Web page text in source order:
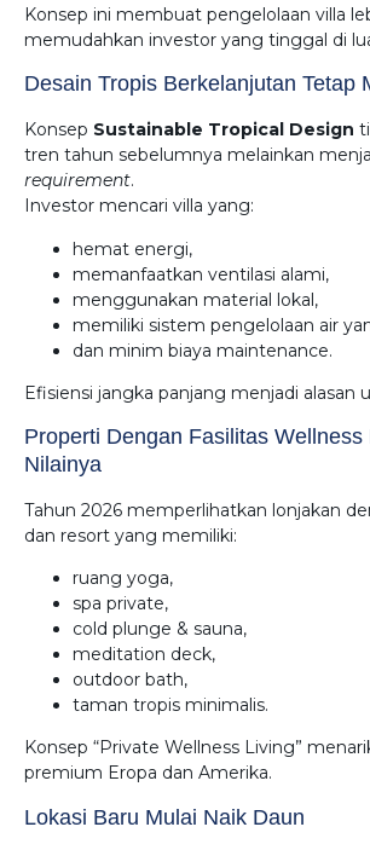
Konsep ini membuat pengelolaan villa
memudahkan investor yang tinggal di
Desain Tropis Berkelanjutan Tetap
Konsep Sustainable Tropical Design
tren tahun sebelumnya melainkan
requirement.
Investor mencari villa yang:
hemat energi,
memanfaatkan ventilasi alami,
menggunakan material lokal,
memiliki sistem pengelolaan air
dan minim biaya maintenance.
Efisiensi jangka panjang menjadi alasan
Properti Dengan Fasilitas Wellness
Nilainya
Tahun 2026 memperlihatkan lonjakan
dan resort yang memiliki:
ruang yoga,
spa private,
cold plunge & sauna,
meditation deck,
outdoor bath,
taman tropis minimalis.
Konsep “Private Wellness Living”
premium Eropa dan Amerika.
Lokasi Baru Mulai Naik Daun